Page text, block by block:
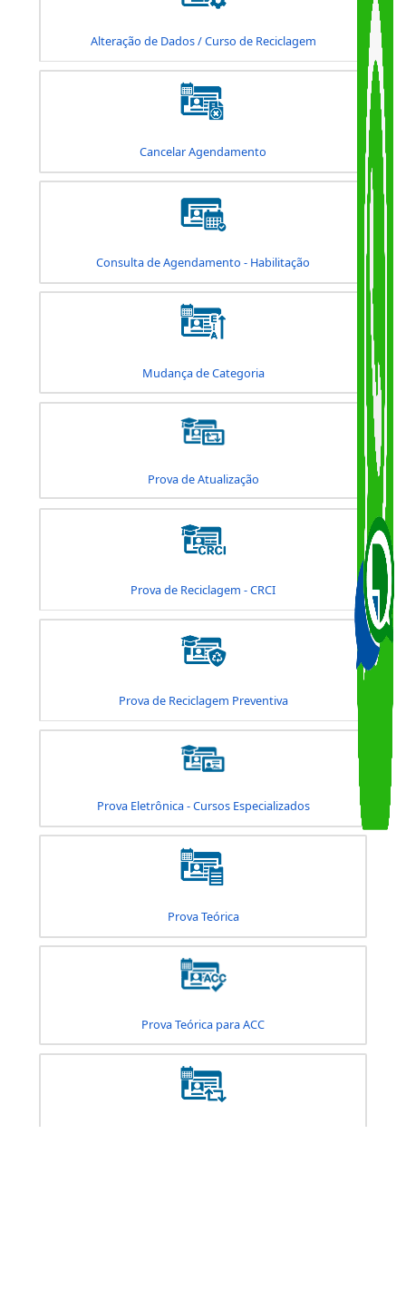
2ª Via da Habilitação
Adição de Categoria
Alteração de Dados / Curso de Reciclagem
Cancelar Agendamento
Consulta de Agendamento - Habilitação
Mudança de Categoria
Prova de Atualização
Prova de Reciclagem - CRCI
Prova de Reciclagem Preventiva